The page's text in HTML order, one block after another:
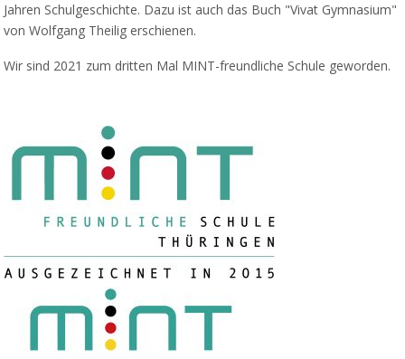
Jahren Schulgeschichte. Dazu ist auch das Buch "Vivat Gymnasium"
von Wolfgang Theilig erschienen.
Wir sind 2021 zum dritten Mal MINT-freundliche Schule geworden.